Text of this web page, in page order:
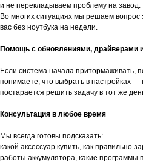
и не перекладываем проблему на завод.
Во многих ситуациях мы решаем вопрос
вас без ноутбука на недели.
Помощь с обновлениями, драйверами
Если система начала притормаживать,
понимаете, что выбрать в настройках
постарается решить задачу в тот же
Консультация в любое время
Мы всегда готовы подсказать:
какой аксессуар купить, как правильно
работы аккумулятора, какие программы